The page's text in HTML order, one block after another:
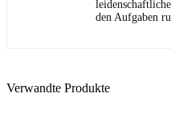
den Aufgaben
Verwandte Produkte